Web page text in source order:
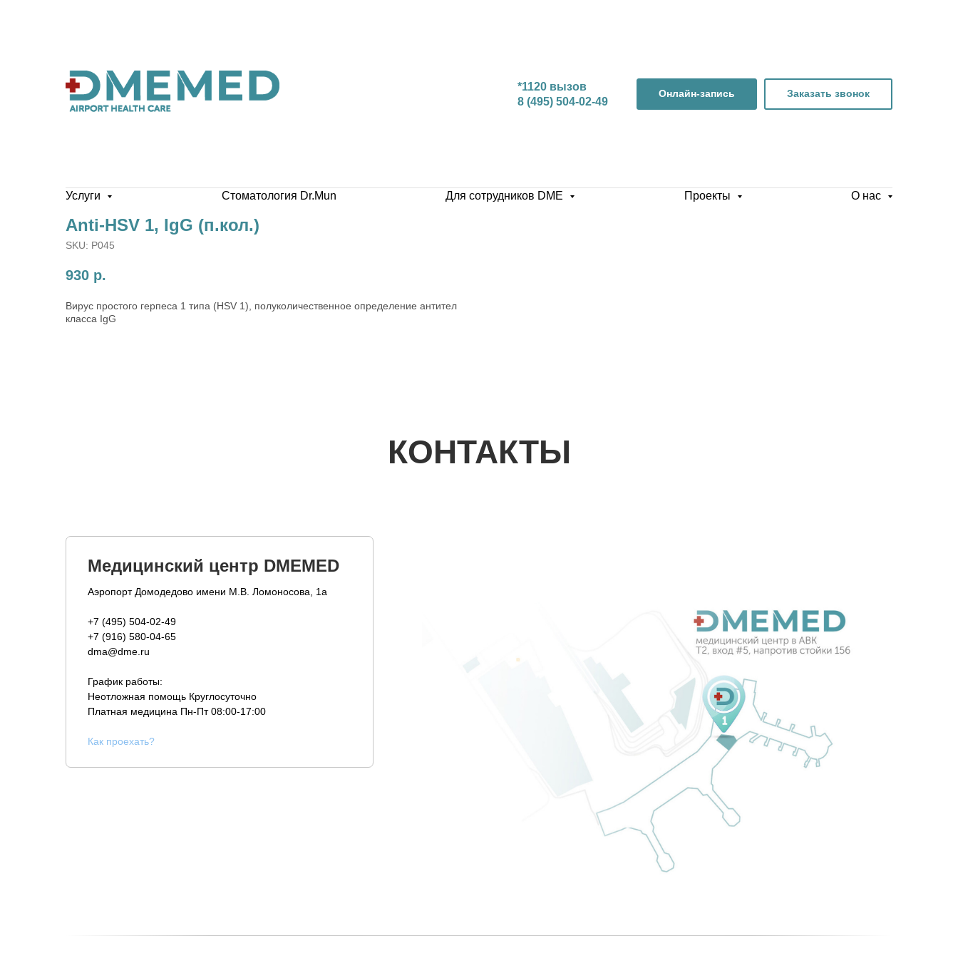
*1120 вызов
8 (495) 504-02-49
Онлайн-запись Заказать звонок
Услуги Стоматология Dr.Mun Для сотрудников DME Проекты О нас
Anti-HSV 1, IgG (п.кол.)
SKU: P045
930 р.
Вирус простого герпеса 1 типа (HSV 1), полуколичественное определение антител
класса IgG
КОНТАКТЫ
Медицинский центр DMEMED
Аэропорт Домодедово имени М.В. Ломоносова, 1а
+7 (495) 504-02-49
+7 (916) 580-04-65
dma@dme.ru
График работы:
Неотложная помощь Круглосуточно
Платная медицина Пн-Пт 08:00-17:00
Как проехать?